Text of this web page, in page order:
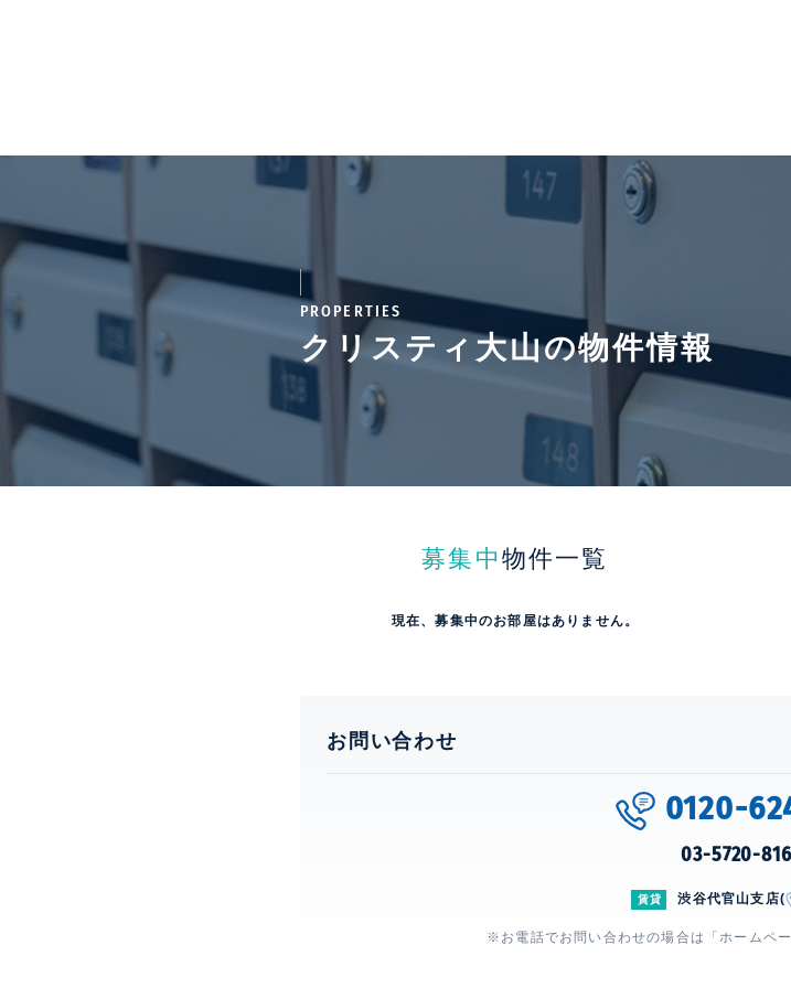
PROPERTIES
クリスティ大山の物件情報
募集中 物件一覧
現在、募集中のお部屋はありません。
お問い合わせ
0120-
03-5720-
賃貸 渋谷代官山支店(
※お電話でお問い合わせの場合は「ホームペ